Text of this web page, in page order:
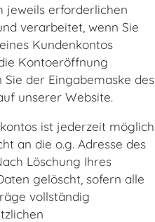
jeweils erforderlichen
verarbeitet, wenn Sie
Kundenkontos
Kontoeröffnung
der Eingabemaske des
unserer Website.
ist jederzeit möglich
an die o.g. Adresse des
Löschung Ihres
gelöscht, sofern alle
vollständig